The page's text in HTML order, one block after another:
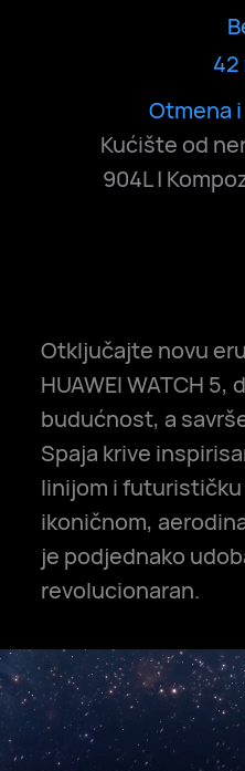
42
Otmena
Kućište od
904L |
Čista i
Otključajte novu
HUAWEI WATCH 5,
budućnost, a
Spaja krive
linijom i
ikoničnom,
je podjednako
revolucionaran.